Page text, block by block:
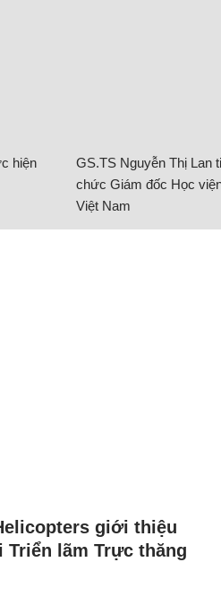
hiện
GS.TS Nguyễn Thị Lan
chức Giám đốc Học
Việt Nam
giới thiệu
lãm Trực thăng